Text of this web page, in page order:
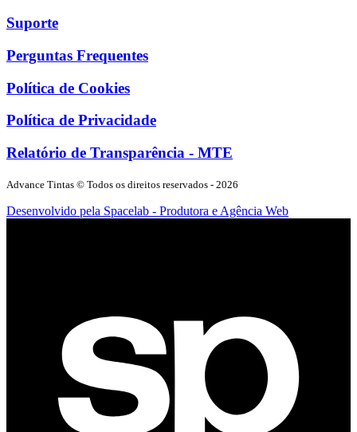
Suporte
Perguntas Frequentes
Política de Cookies
Política de Privacidade
Relatório de Transparência - MTE
Advance Tintas © Todos os direitos reservados - 2026
Desenvolvido pela Spacelab - Produtora e Agência Web